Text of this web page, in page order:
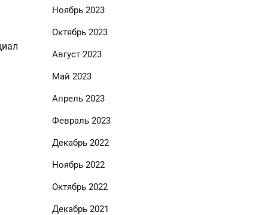
Ноябрь 2023
Октябрь 2023
Август 2023
Май 2023
Апрель 2023
Февраль 2023
Декабрь 2022
Ноябрь 2022
Октябрь 2022
Декабрь 2021